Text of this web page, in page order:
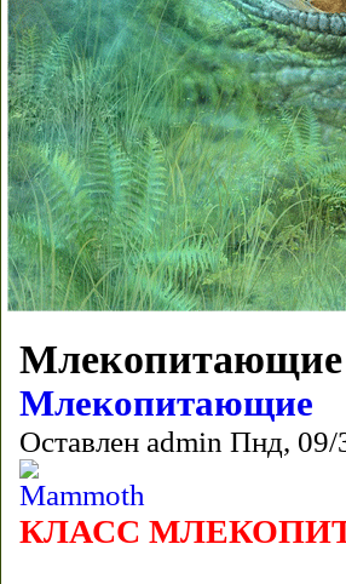
Млекопитающие
Млекопитающие
Оставлен admin Пнд, 09/
КЛАСС